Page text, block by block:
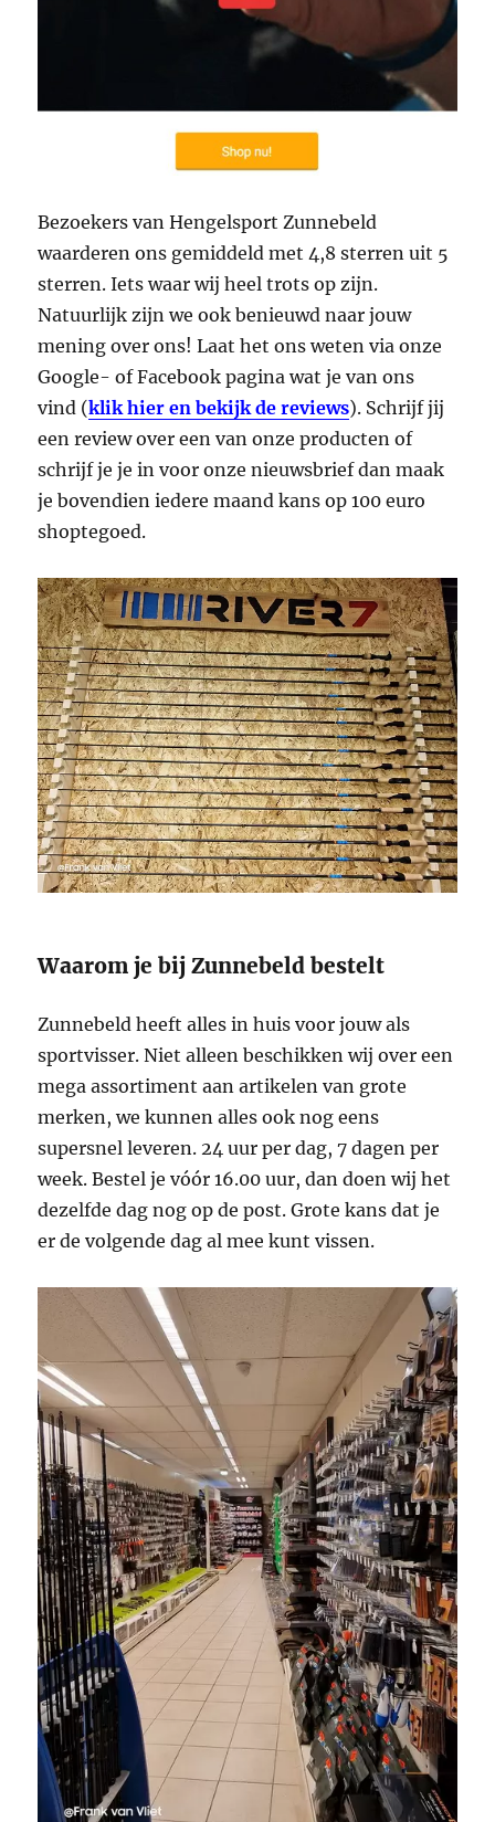
Bezoekers van Hengelsport Zunnebeld
waarderen ons gemiddeld met 4,8 sterren uit 5
sterren. Iets waar wij heel trots op zijn.
Natuurlijk zijn we ook benieuwd naar jouw
mening over ons! Laat het ons weten via onze
Google- of Facebook pagina wat je van ons
vind (klik hier en bekijk de reviews). Schrijf jij
een review over een van onze producten of
schrijf je je in voor onze nieuwsbrief dan maak
je bovendien iedere maand kans op 100 euro
shoptegoed.
Waarom je bij Zunnebeld bestelt
Zunnebeld heeft alles in huis voor jouw als
sportvisser. Niet alleen beschikken wij over een
mega assortiment aan artikelen van grote
merken, we kunnen alles ook nog eens
supersnel leveren. 24 uur per dag, 7 dagen per
week. Bestel je vóór 16.00 uur, dan doen wij het
dezelfde dag nog op de post. Grote kans dat je
er de volgende dag al mee kunt vissen.